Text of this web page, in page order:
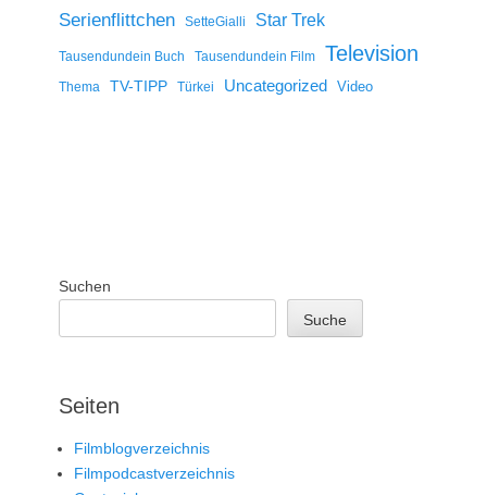
Serienflittchen SetteGialli Star Trek
Tausendundein Buch Tausendundein Film Television
Thema TV-TIPP Türkei Uncategorized Video
Suchen
Suche
Seiten
Filmblogverzeichnis
Filmpodcastverzeichnis